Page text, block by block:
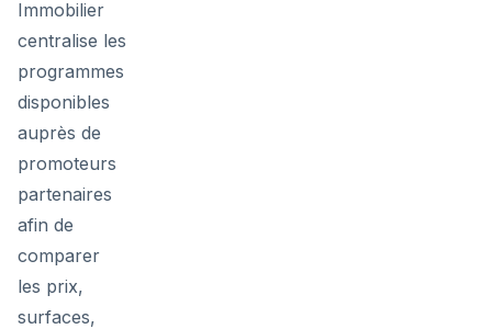
Immobilier
centralise les
programmes
disponibles
auprès de
promoteurs
partenaires
afin de
comparer
les prix,
surfaces,